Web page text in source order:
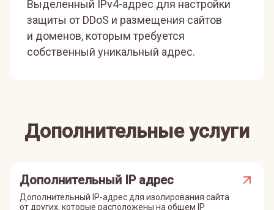
Выделенный IPv4-адрес для настройки
защиты от DDoS и размещения сайтов
и доменов, которым требуется
собственный уникальный адрес.
Дополнительные услуги
Дополнительный IP адрес
Дополнительный IP-адрес для изолирования сайта
от других, которые расположены на общем IP